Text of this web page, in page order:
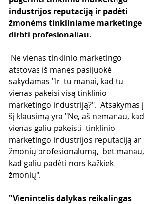
industrijos reputaciją ir padėti
žmonėms tinkliniame marketinge
dirbti profesionaliau.
atstovas iš manęs pasijuokė
sakydamas "Ir  tu manai, kad tu
vienas pakeisi visą tinklinio
marketingo industriją?".  Atsakymas į
šį klausimą yra "Ne, aš nemanau, kad
vienas galiu pakeisti  tinklinio
marketingo industrijos reputaciją ar
žmonių profesionalumą,  bet manau,
kad galiu padėti nors kažkiek
žmonių".
"Vienintelis dalykas reikalingas